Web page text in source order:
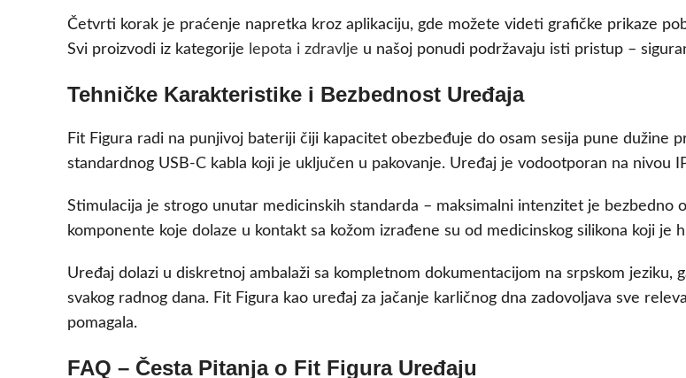
Četvrti korak je praćenje napretka kroz aplikaciju, gde možete videti grafičke prikaze
Svi proizvodi iz kategorije lepota i zdravlje u našoj ponudi podržavaju isti pristup –
Tehničke Karakteristike i Bezbednost Uređaja
Fit Figura radi na punjivoj bateriji čiji kapacitet obezbeđuje do osam sesija pune dužine
standardnog USB-C kabla koji je uključen u pakovanje. Uređaj je vodootporan na nivou
Stimulacija je strogo unutar medicinskih standarda – maksimalni intenzitet je bezbedno
komponente koje dolaze u kontakt sa kožom izrađene su od medicinskog silikona koji je
Uređaj dolazi u diskretnoj ambalaži sa kompletnom dokumentacijom na srpskom
svakog radnog dana. Fit Figura kao uređaj za jačanje karličnog dna zadovoljava sve
pomagala.
FAQ – Česta Pitanja o Fit Figura Uređaju